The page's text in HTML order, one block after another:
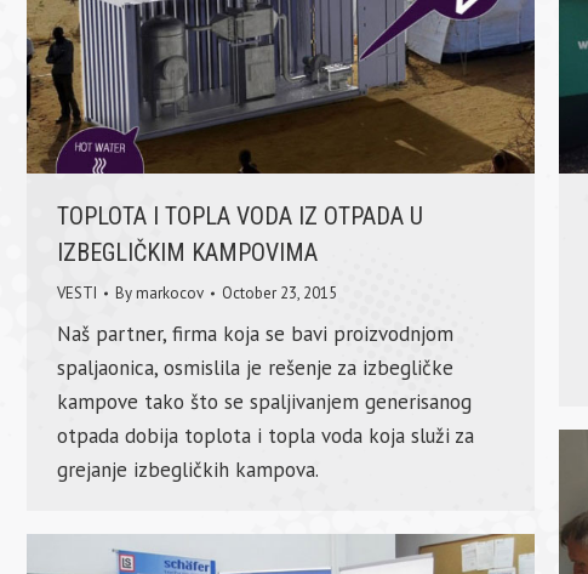
TOPLOTA I TOPLA VODA IZ OTPADA U
IZBEGLIČKIM KAMPOVIMA
VESTI By markocov October 23, 2015
Naš partner, firma koja se bavi proizvodnjom
spaljaonica, osmislila je rešenje za izbegličke
kampove tako što se spaljivanjem generisanog
otpada dobija toplota i topla voda koja služi za
grejanje izbegličkih kampova.